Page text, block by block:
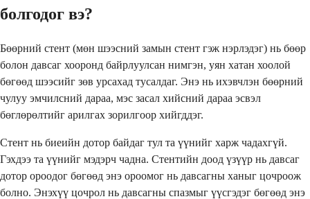
болгодог вэ?
Бөөрний стент (мөн шээсний замын стент гэж нэрлэдэг) нь бөөр
болон давсаг хооронд байрлуулсан нимгэн, уян хатан хоолой
бөгөөд шээсийг зөв урсахад тусалдаг. Энэ нь ихэвчлэн бөөрний
чулуу эмчилсний дараа, мэс засал хийсний дараа эсвэл
бөглөрөлтийг арилгах зорилгоор хийгддэг.
Стент нь биеийн дотор байдаг тул та үүнийг харж чадахгүй.
Гэхдээ та үүнийг мэдэрч чадна. Стентийн доод үзүүр нь давсаг
дотор ороодог бөгөөд энэ ороомог нь давсагны ханыг цочроож
болно. Энэхүү цочрол нь давсагны спазмыг үүсгэдэг бөгөөд энэ